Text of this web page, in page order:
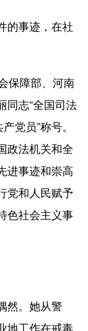
事迹，在社
保障部、河南
同志“全国司法
党员”称号。
政法机关和全
进事迹和崇高
党和人民赋予
色社会主义事
。她从警
地工作在戒毒